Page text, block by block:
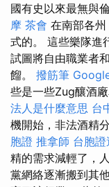
國有史以來最無與
摩 茶會 在南部各
式的。 這些樂隊進
試圖將自由職業者
餾。 撥筋筆
些是一些Zug釀酒
法人是什麼意思 台
機開始，非法酒精
胞證 推拿師 台胞證
精的需求減輕了，
黨網絡逐漸搬到其